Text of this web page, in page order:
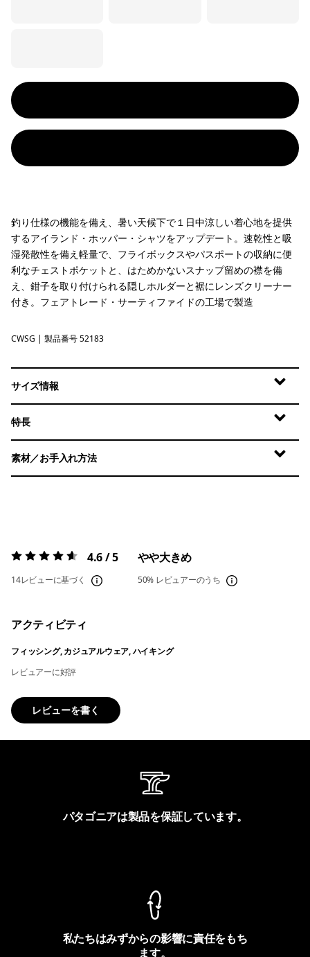
釣り仕様の機能を備え、暑い天候下で１日中涼しい着心地を提供
するアイランド・ホッパー・シャツをアップデート。速乾性と吸
湿発散性を備え軽量で、フライボックスやパスポートの収納に便
利なチェストポケットと、はためかないスナップ留めの襟を備
え、鉗子を取り付けられる隠しホルダーと裾にレンズクリーナー
付き。フェアトレード・サーティファイドの工場で製造
Crossweave: Blue Sage
CWSG | 製品番号 52183
サイズ情報
特長
素材／お手入れ方法
評価:4.6 / 5 4.6 / 5
14レビューに基づく
やや大きめ
50% レビュアーのうち
アクティビティ
フィッシング, カジュアルウェア, ハイキング
レビュアーに好評
レビューを書く
パタゴニアは製品を保証しています。
私たちはみずからの影響に責任をもち
ます。